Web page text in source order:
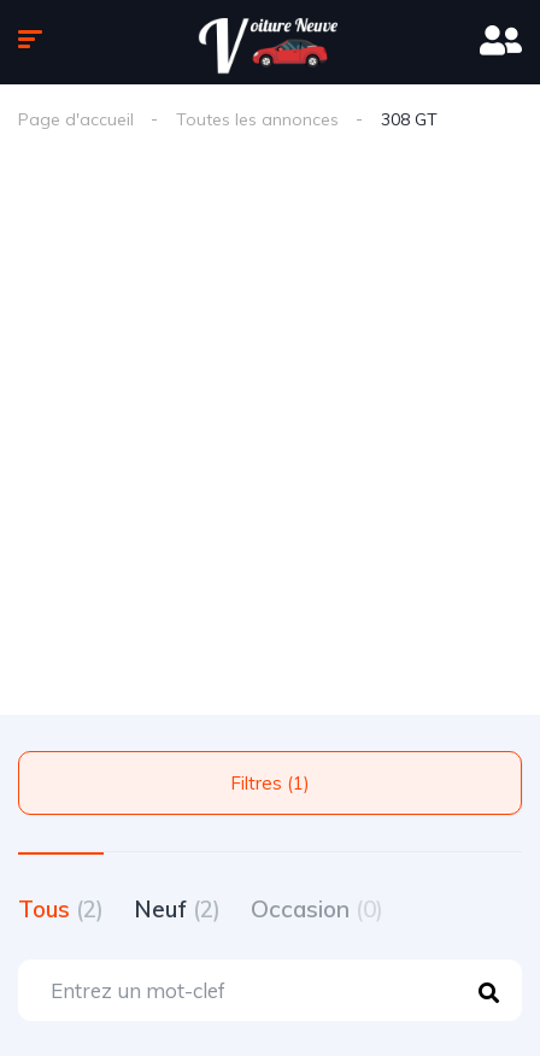
Page d'accueil Toutes les annonces 308 GT
Filtres (1)
Tous (2) Neuf (2) Occasion (0)